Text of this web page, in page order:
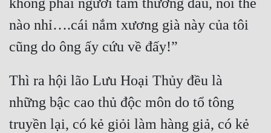
không phải người tầm thường đâu, nói thế
nào nhỉ….cái nắm xương già này của tôi
Thì ra hội lão Lưu Hoại Thủy đều là
những bậc cao thủ độc môn do tổ tông
truyền lại, có kẻ giỏi làm hàng giả, có kẻ